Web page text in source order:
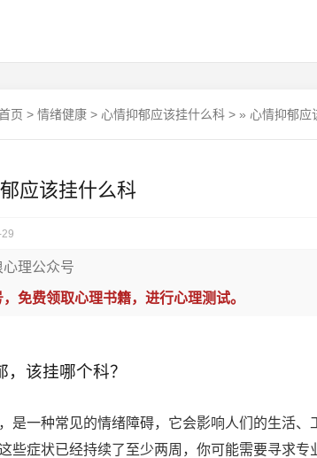
页 > 情绪健康 > 心情抑郁应该挂什么科 > » 心情抑郁应
应该挂什么科
免费领取心理书籍，进行心理测试。
，该挂哪个科？
是一种常见的情绪障碍，它会影响人们的生活
些症状已经持续了至少两周，你可能需要寻求专